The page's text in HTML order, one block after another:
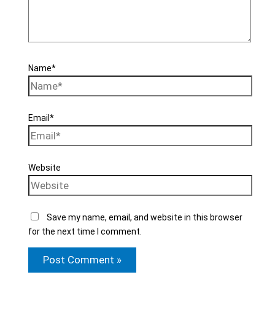
Name*
Email*
Website
Save my name, email, and website in this browser
for the next time I comment.